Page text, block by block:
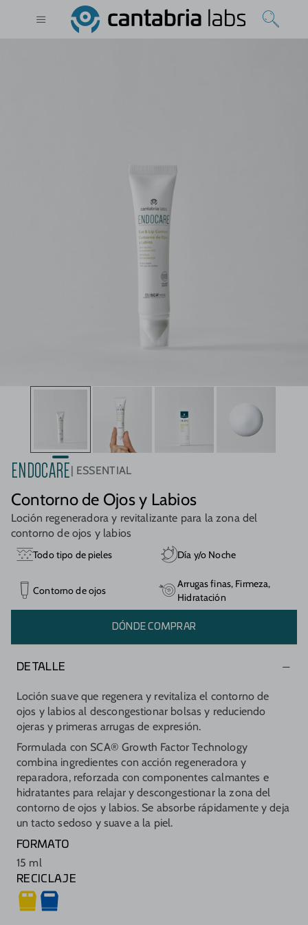
ENDOCARE ESSENTIAL
Contorno de Ojos y Labios
Loción regeneradora y revitalizante para la zona del
contorno de ojos y labios
Todo tipo de pieles Día y/o Noche
Contorno de ojos
Arrugas finas, Firmeza,
Hidratación
DÓNDE COMPRAR
DETALLE
Loción suave que regenera y revitaliza el contorno de
ojos y labios al descongestionar bolsas y reduciendo
ojeras y primeras arrugas de expresión.
Formulada con SCA® Growth Factor Technology
combina ingredientes con acción regeneradora y
reparadora, reforzada con componentes calmantes e
hidratantes para relajar y descongestionar la zona del
contorno de ojos y labios. Se absorbe rápidamente y deja
un tacto sedoso y suave a la piel.
FORMATO
15 ml
RECICLAJE